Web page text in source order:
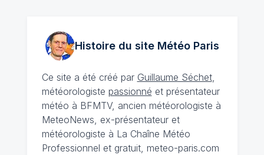
Histoire du site MétéoParis
Ce site a été créé par Guillaume Séchet,
météorologiste passionné et présentateur
météo à BFMTV, ancien météorologiste à
MeteoNews, ex-présentateur et
météorologiste à La Chaîne Météo
Professionnel et gratuit, meteo-paris.com